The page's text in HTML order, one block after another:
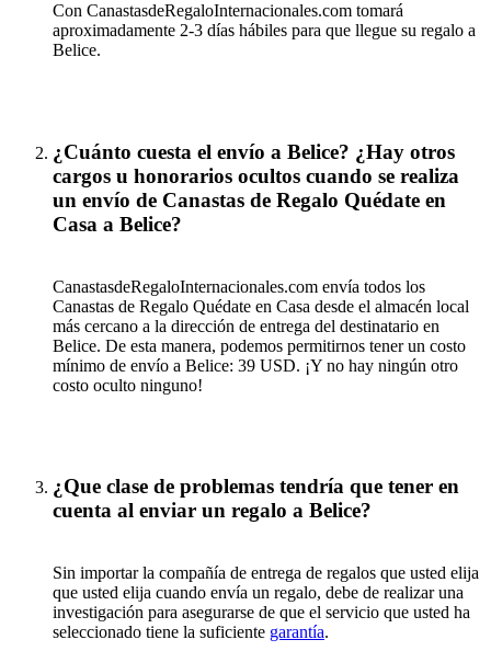
Con CanastasdeRegaloInternacionales.com tomará
aproximadamente 2-3 días hábiles para que llegue su regalo a
Belice.
¿Cuánto cuesta el envío a Belice? ¿Hay otros
cargos u honorarios ocultos cuando se realiza
un envío de Canastas de Regalo Quédate en
Casa a Belice?
CanastasdeRegaloInternacionales.com envía todos los
Canastas de Regalo Quédate en Casa desde el almacén local
más cercano a la dirección de entrega del destinatario en
Belice. De esta manera, podemos permitirnos tener un costo
mínimo de envío a Belice: 39 USD. ¡Y no hay ningún otro
costo oculto ninguno!
¿Que clase de problemas tendría que tener en
cuenta al enviar un regalo a Belice?
Sin importar la compañía de entrega de regalos que usted elija
que usted elija cuando envía un regalo, debe de realizar una
investigación para asegurarse de que el servicio que usted ha
seleccionado tiene la suficiente garantía.